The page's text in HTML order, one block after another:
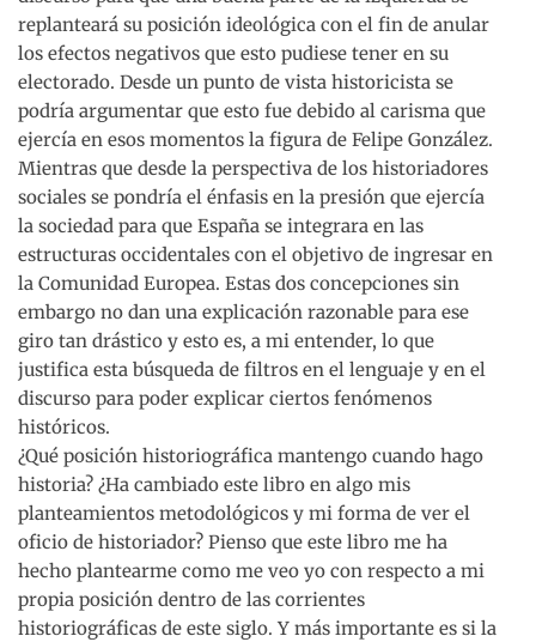
replanteará su posición ideológica con el fin de anular
los efectos negativos que esto pudiese tener en su
electorado. Desde un punto de vista historicista se
podría argumentar que esto fue debido al carisma que
ejercía en esos momentos la figura de Felipe González.
Mientras que desde la perspectiva de los historiadores
sociales se pondría el énfasis en la presión que ejercía
la sociedad para que España se integrara en las
estructuras occidentales con el objetivo de ingresar en
la Comunidad Europea. Estas dos concepciones sin
embargo no dan una explicación razonable para ese
giro tan drástico y esto es, a mi entender, lo que
justifica esta búsqueda de filtros en el lenguaje y en el
discurso para poder explicar ciertos fenómenos
históricos.
¿Qué posición historiográfica mantengo cuando hago
historia? ¿Ha cambiado este libro en algo mis
planteamientos metodológicos y mi forma de ver el
oficio de historiador? Pienso que este libro me ha
hecho plantearme como me veo yo con respecto a mi
propia posición dentro de las corrientes
historiográficas de este siglo. Y más importante es si la